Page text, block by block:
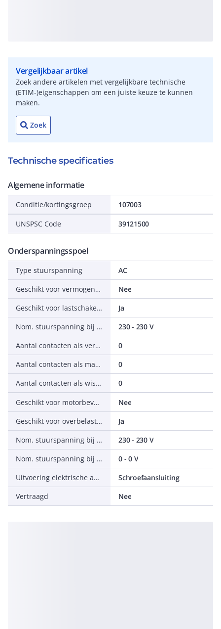
Vergelijkbaar artikel
Zoek andere artikelen met vergelijkbare technische
(ETIM-)eigenschappen om een juiste keuze te kunnen
maken.
Zoek
Technische specificaties
Algemene informatie
Conditie/kortingsgroep 107003
UNSPSC Code 39121500
Onderspanningsspoel
Type stuurspanning
AC
Geschikt voor vermogensschakelaar
Nee
Geschikt voor lastschakelaar
Ja
Nom. stuurspanning bij AC 50 Hz
230 - 230 V
Aantal contacten als verbreekcontact
0
Aantal contacten als maakcontact
0
Aantal contacten als wisselcontact
0
Geschikt voor motorbeveiligingsschakelaar
Nee
Geschikt voor overbelastingsrelais
Ja
Nom. stuurspanning bij AC 60 Hz
230 - 230 V
Nom. stuurspanning bij DC
0 - 0 V
Uitvoering elektrische aansluiting
Schroefaansluiting
Vertraagd
Nee